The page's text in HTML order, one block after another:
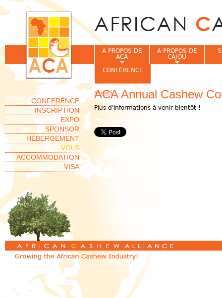
ACA Annual Cashew
Plus d'informations à venir bientôt !
A PROPOS DE
ACA
A PROPOS DE
CAJOU
CONFÉRENCE
Vous êtes ici
Accueil
CONFERÉNCE
INSCRIPTION
EXPO
SPONSOR
HÉBERGEMENT
VOLS
ACCOMMODATION
VISA